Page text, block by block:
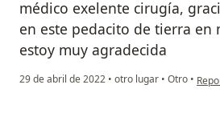
médico exelente cirugía,
en este pedacito de tierra en
estoy muy agradecida
29 de abril de 2022 • otro lugar • Otro • en